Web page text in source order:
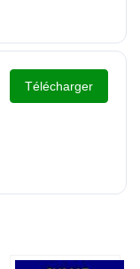
Télécharger